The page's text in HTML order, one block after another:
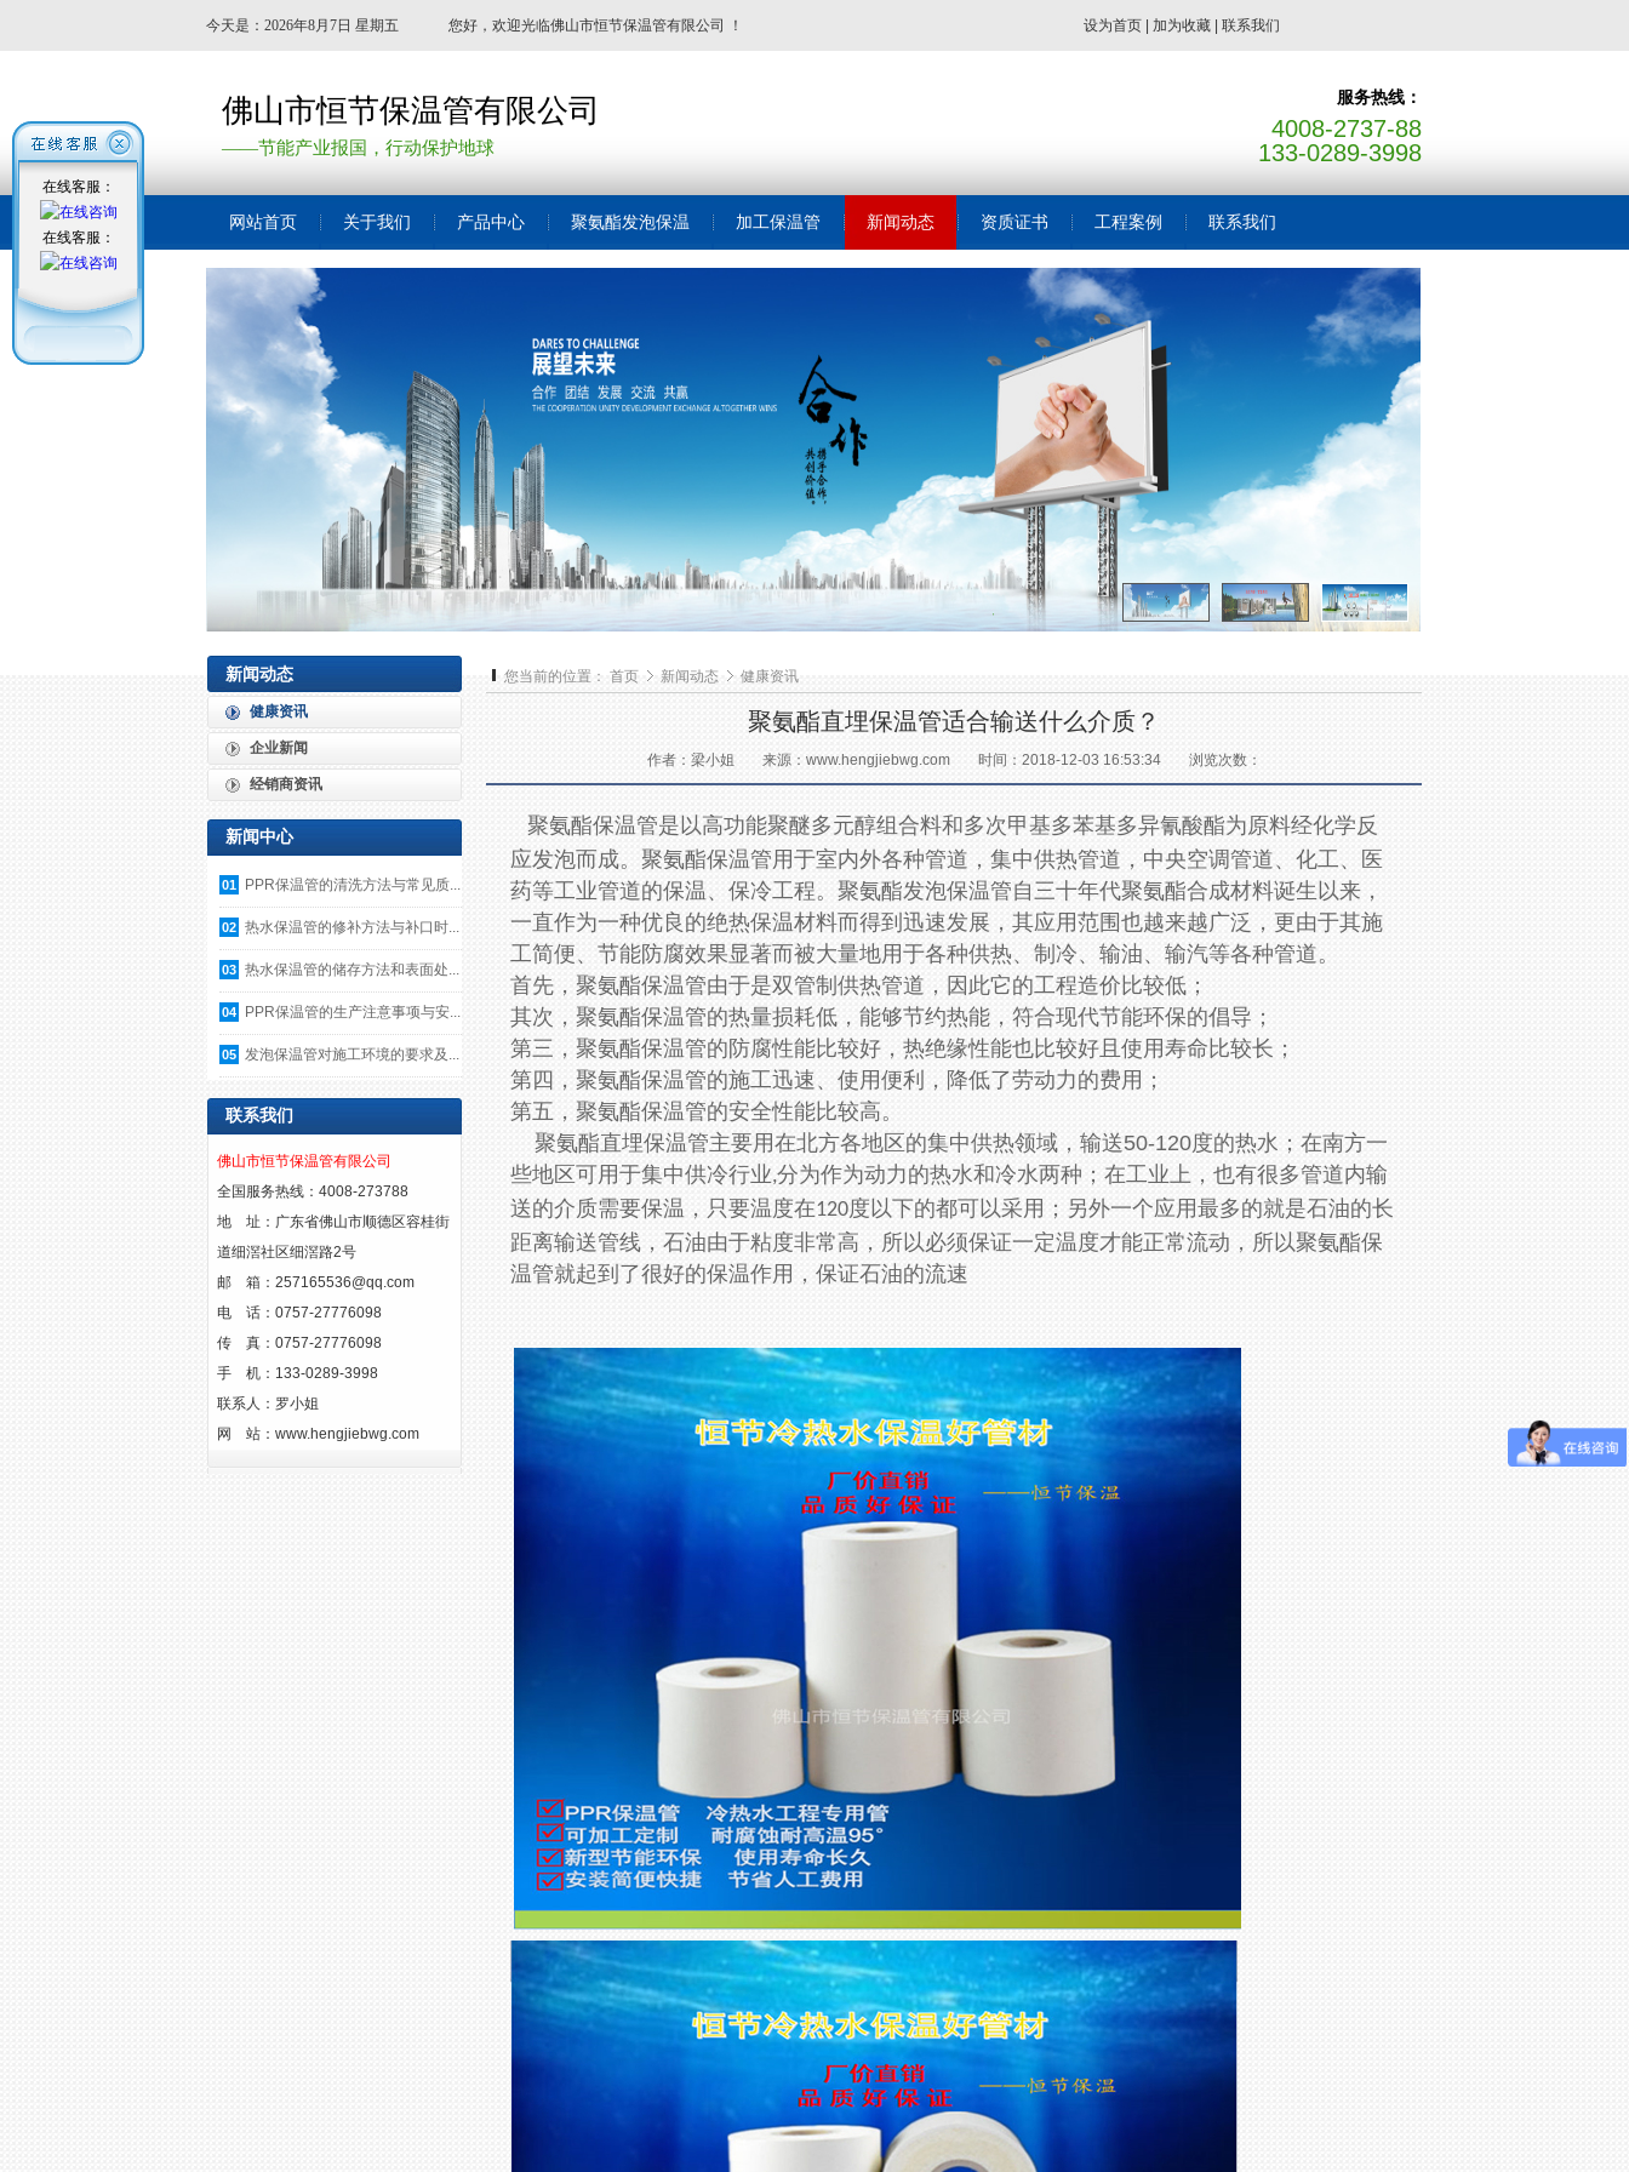
今天是：2026年8月7日 星期五 您好，欢迎光临佛山市恒节保温管有限公司 ！ 设为首页 加为收藏 联系我们
佛山市恒节保温管有限公司
——节能产业报国，行动保护地球
服务热线：
4008-2737-88
133-0289-3998
在线客服：
在线客服：
网站首页 关于我们 产品中心 聚氨酯发泡保温 加工保温管 新闻动态 资质证书 工程案例 联系我们
新闻动态
健康资讯
企业新闻
经销商资讯
新闻中心
01 PPR保温管的清洗方法与常见质...
02 热水保温管的修补方法与补口时...
03 热水保温管的储存方法和表面处...
04 PPR保温管的生产注意事项与安...
05 发泡保温管对施工环境的要求及...
联系我们
佛山市恒节保温管有限公司
全国服务热线：4008-273788
地 址：广东省佛山市顺德区容桂街
道细滘社区细滘路2号
邮 箱： 257165536@qq.com
电 话：0757-27776098
传 真：0757-27776098
手 机：133-0289-3998
联系人：罗小姐
网 站： www.hengjiebwg.com
您当前的位置： 首页 新闻动态 健康资讯
聚氨酯直埋保温管适合输送什么介质？
作者：梁小姐 来源：www.hengjiebwg.com 时间：2018-12-03 16:53:34 浏览次数：
聚氨酯保温管是以高功能聚醚多元醇组合料和多次甲基多苯基多异氰酸酯为原料经化学反
应发泡而成。聚氨酯保温管用于室内外各种管道，集中供热管道，中央空调管道、化工、医
药等工业管道的保温、保冷工程。 聚氨酯发泡保温管自三十年代聚氨酯合成材料诞生以来，
一直作为一种优良的绝热保温材料而得到迅速发展，其应用范围也越来越广泛，更由于其施
工简便、节能防腐效果显著而被大量地用于各种供热、制冷、输油、输汽等各种管道。
首先，聚氨酯保温管由于是双管制供热管道，因此它的工程造价比较低；
其次，聚氨酯保温管的热量损耗低，能够节约热能，符合现代节能环保的倡导；
第三，聚氨酯保温管的防腐性能比较好，热绝缘性能也比较好且使用寿命比较长；
第四，聚氨酯保温管的施工迅速、使用便利，降低了劳动力的费用；
第五，聚氨酯保温管的安全性能比较高。
聚氨酯直埋保温管主要用在北方各地区的集中供热领域，输送50-120度的热水；在南方一
些地区可用于集中供冷行业,分为作为动力的热水和冷水两种；在工业上，也有很多管道内输
送的介质需要保温，只要温度在120度以下的都可以采用；另外一个应用最多的就是石油的长
距离输送管线，石油由于粘度非常高，所以必须保证一定温度才能正常流动，所以聚氨酯保
温管就起到了很好的保温作用，保证石油的流速